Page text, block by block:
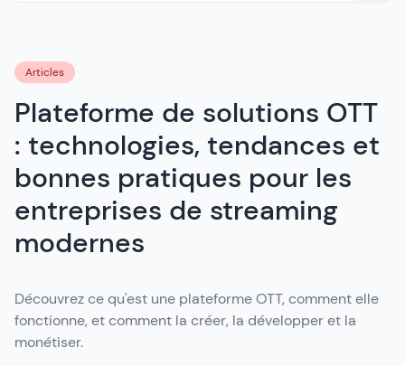
Articles
Plateforme de solutions OTT
: technologies, tendances et
bonnes pratiques pour les
entreprises de streaming
modernes
Découvrez ce qu'est une plateforme OTT, comment elle
fonctionne, et comment la créer, la développer et la
monétiser.